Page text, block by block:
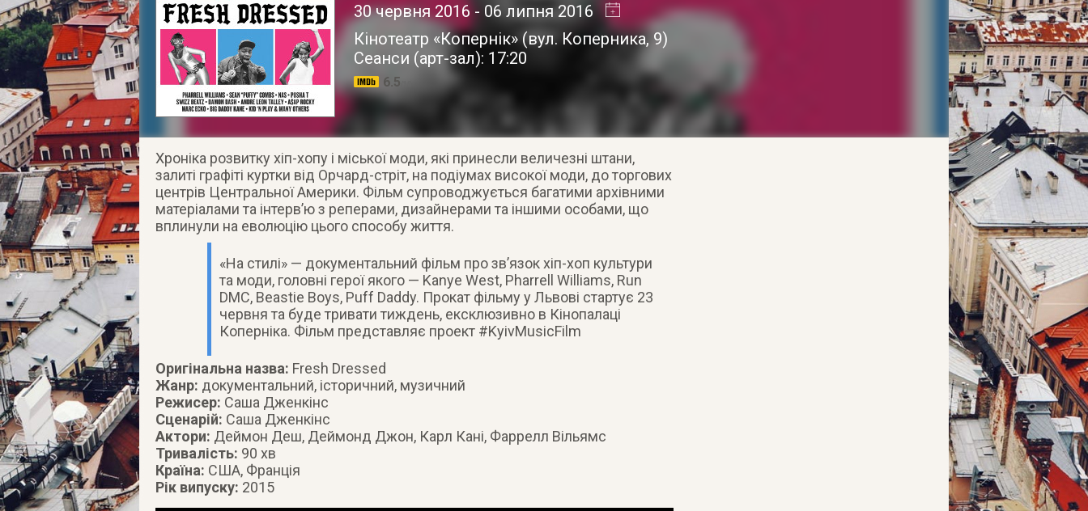
30 червня 2016 - 06 липня 2016
Кінотеатр «Копернік» (вул. Коперника, 9)
Сеанси (арт-зал): 17:20
6.5
Хроніка розвитку хіп-хопу і міської моди, які принесли величезні штани,
залиті графіті куртки від Орчард-стріт, на подіумах високої моди, до торгових
центрів Центральної Америки. Фільм супроводжується багатими архівними
матеріалами та інтерв’ю з реперами, дизайнерами та іншими особами, що
вплинули на еволюцію цього способу життя.
«На стилі» — документальний фільм про зв’язок хіп-хоп культури
та моди, головні герої якого — Kanye West, Pharrell Williams, Run
DMC, Beastie Boys, Puff Daddy. Прокат фільму у Львові стартує 23
червня та буде тривати тиждень, ексклюзивно в Кінопалаці
Коперніка. Фільм представляє проект #KyivMusicFilm
Оригінальна назва: Fresh Dressed
Жанр: документальний, історичний, музичний
Режисер: Саша Дженкінс
Сценарій: Саша Дженкінс
Актори: Деймон Деш, Деймонд Джон, Карл Кані, Фаррелл Вільямс
Тривалість: 90 хв
Країна: США, Франція
Рік випуску: 2015